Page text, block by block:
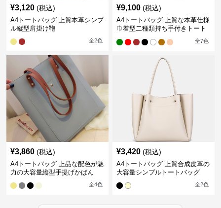
¥3,120 (税込)
A4トートバッグ 上質本革シンプ
ル縦型肩掛け鞄
全2色
¥9,100 (税込)
A4トートバッグ 上質な本革仕様
巾着型二種類持ち手付きトート
全7色
¥3,860 (税込)
A4トートバッグ 上品な配色が魅
力の大容量縦型手提げかばん
全4色
¥3,420 (税込)
A4トートバッグ 上質合成皮革の
大容量シンプルトートバッグ
全2色